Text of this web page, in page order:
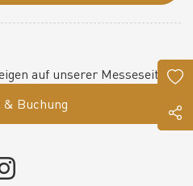
auf unserer Messeseite:
& Buchung